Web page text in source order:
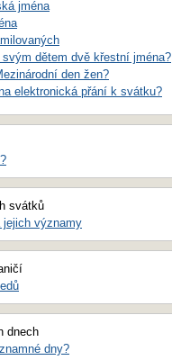
jména
svým dětem dvě křestní jména?
den žen?
elektronická přání k svátku?
svátků
jejich významy
dnech
dny?